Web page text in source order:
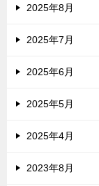
2025年8月
2025年7月
2025年6月
2025年5月
2025年4月
2023年8月